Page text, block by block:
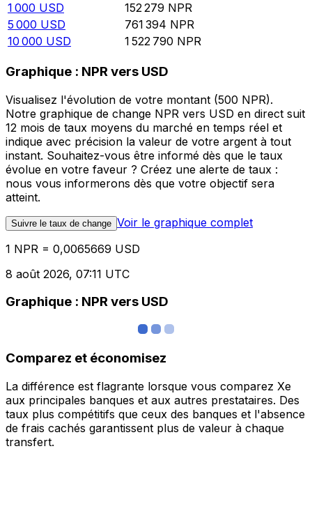
1 000 USD 152 279 NPR
5 000 USD 761 394 NPR
10 000 USD 1 522 790 NPR
Graphique : NPR vers USD
Visualisez l'évolution de votre montant (500 NPR).
Notre graphique de change NPR vers USD en direct suit
12 mois de taux moyens du marché en temps réel et
indique avec précision la valeur de votre argent à tout
instant. Souhaitez-vous être informé dès que le taux
évolue en votre faveur ? Créez une alerte de taux :
nous vous informerons dès que votre objectif sera
atteint.
Suivre le taux de change Voir le graphique complet
1 NPR = 0,0065669 USD
8 août 2026, 07:11 UTC
Graphique : NPR vers USD
Comparez et économisez
La différence est flagrante lorsque vous comparez Xe
aux principales banques et aux autres prestataires. Des
taux plus compétitifs que ceux des banques et l'absence
de frais cachés garantissent plus de valeur à chaque
transfert.